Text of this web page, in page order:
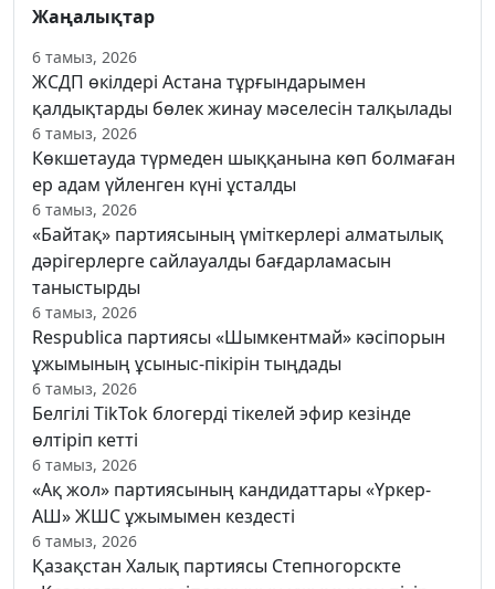
Жаңалықтар
6 тамыз, 2026
ЖСДП өкілдері Астана тұрғындарымен
қалдықтарды бөлек жинау мәселесін талқылады
6 тамыз, 2026
Көкшетауда түрмеден шыққанына көп болмаған
ер адам үйленген күні ұсталды
6 тамыз, 2026
«Байтақ» партиясының үміткерлері алматылық
дәрігерлерге сайлауалды бағдарламасын
таныстырды
6 тамыз, 2026
Respublica партиясы «Шымкентмай» кәсіпорын
ұжымының ұсыныс-пікірін тыңдады
6 тамыз, 2026
Белгілі TikTok блогерді тікелей эфир кезінде
өлтіріп кетті
6 тамыз, 2026
«Ақ жол» партиясының кандидаттары «Үркер-
АШ» ЖШС ұжымымен кездесті
6 тамыз, 2026
Қазақстан Халық партиясы Степногорскте